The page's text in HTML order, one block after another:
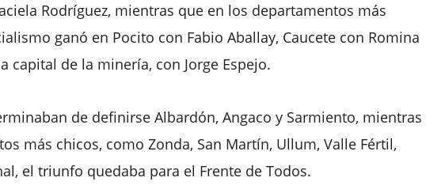
Rodríguez, mientras que en los departamentos más
ganó en Pocito con Fabio Aballay, Caucete con Romina
capital de la minería, con Jorge Espejo.
de definirse Albardón, Angaco y Sarmiento, mientras
más chicos, como Zonda, San Martín, Ullum, Valle Fértil,
el triunfo quedaba para el Frente de Todos.